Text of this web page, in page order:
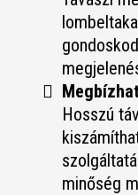
Hosszú
minőség